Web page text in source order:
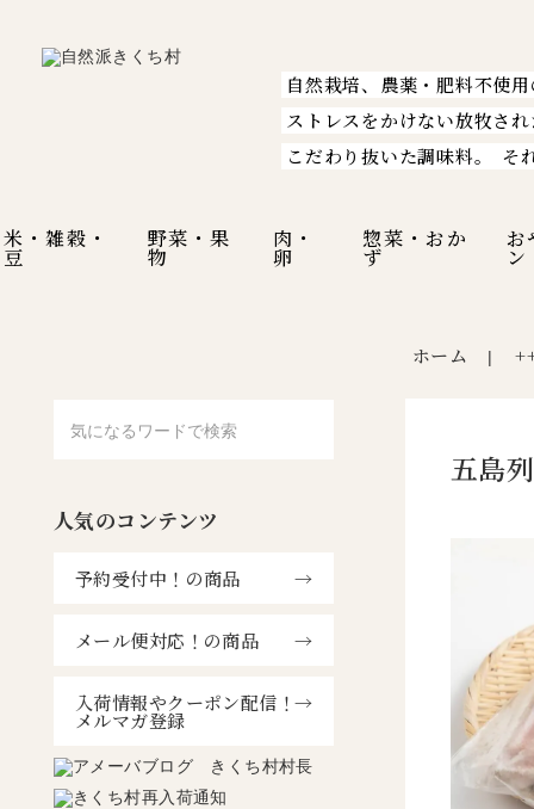
自然栽培、農薬・肥料不使
ストレスをかけない放牧さ
こだわり抜いた調味料。
そ
米・雑穀・
豆
野菜・果
物
肉・
卵
惣菜・おか
ず
お
ン
ホーム |
五島
人気のコンテンツ
予約受付中！の商品
メール便対応！の商品
入荷情報やクーポン配信！
メルマガ登録